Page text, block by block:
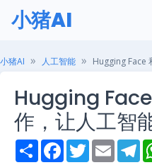
小猪AI
小猪AI 人工智能 Hugging Face
Hugging
作，让人工智
S
h
F
a
T
w
E
m
T
e